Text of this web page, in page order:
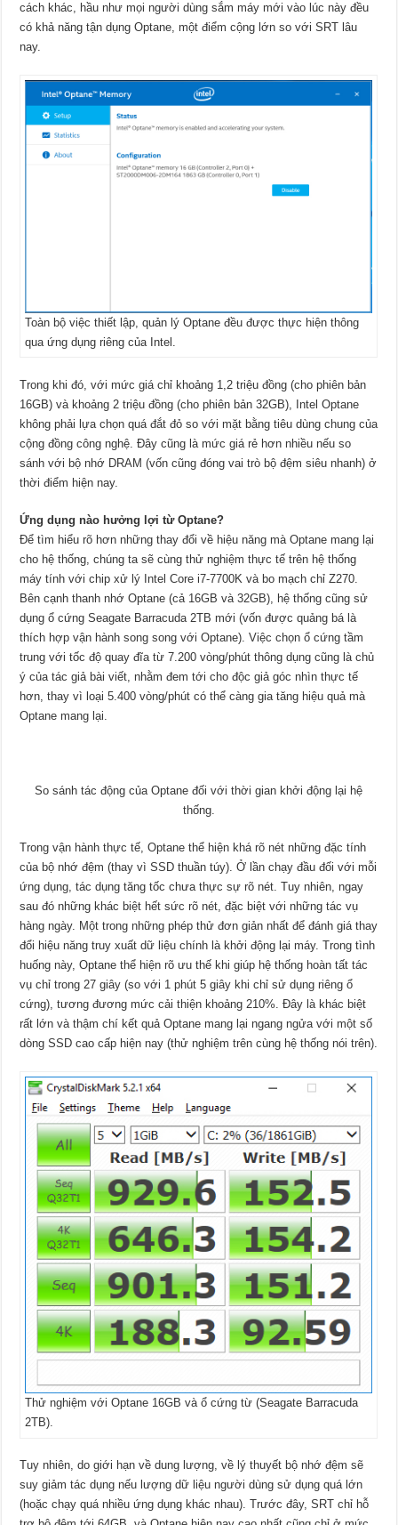
cách khác, hầu như mọi người dùng sắm máy mới vào lúc này đều
có khả năng tận dụng Optane, một điểm cộng lớn so với SRT lâu
nay.
Toàn bộ việc thiết lập, quản lý Optane đều được thực hiện thông
qua ứng dụng riêng của Intel.
Trong khi đó, với mức giá chỉ khoảng 1,2 triệu đồng (cho phiên bản
16GB) và khoảng 2 triệu đồng (cho phiên bản 32GB), Intel Optane
không phải lựa chọn quá đắt đỏ so với mặt bằng tiêu dùng chung của
cộng đồng công nghệ. Đây cũng là mức giá rẻ hơn nhiều nếu so
sánh với bộ nhớ DRAM (vốn cũng đóng vai trò bộ đệm siêu nhanh) ở
thời điểm hiện nay.
Ứng dụng nào hưởng lợi từ Optane?
Để tìm hiểu rõ hơn những thay đổi về hiệu năng mà Optane mang lại
cho hệ thống, chúng ta sẽ cùng thử nghiệm thực tế trên hệ thống
máy tính với chip xử lý Intel Core i7-7700K và bo mạch chỉ Z270.
Bên cạnh thanh nhớ Optane (cả 16GB và 32GB), hệ thống cũng sử
dụng ổ cứng Seagate Barracuda 2TB mới (vốn được quảng bá là
thích hợp vận hành song song với Optane). Việc chọn ổ cứng tầm
trung với tốc độ quay đĩa từ 7.200 vòng/phút thông dụng cũng là chủ
ý của tác giả bài viết, nhằm đem tới cho độc giả góc nhìn thực tế
hơn, thay vì loại 5.400 vòng/phút có thể càng gia tăng hiệu quả mà
Optane mang lại.
So sánh tác động của Optane đối với thời gian khởi động lại hệ
thống.
Trong vận hành thực tế, Optane thể hiện khá rõ nét những đặc tính
của bộ nhớ đệm (thay vì SSD thuần túy). Ở lần chạy đầu đối với mỗi
ứng dụng, tác dụng tăng tốc chưa thực sự rõ nét. Tuy nhiên, ngay
sau đó những khác biệt hết sức rõ nét, đặc biệt với những tác vụ
hàng ngày. Một trong những phép thử đơn giản nhất để đánh giá thay
đổi hiệu năng truy xuất dữ liệu chính là khởi động lại máy. Trong tình
huống này, Optane thể hiện rõ ưu thế khi giúp hệ thống hoàn tất tác
vụ chỉ trong 27 giây (so với 1 phút 5 giây khi chỉ sử dụng riêng ổ
cứng), tương đương mức cải thiện khoảng 210%. Đây là khác biệt
rất lớn và thậm chí kết quả Optane mang lại ngang ngửa với một số
dòng SSD cao cấp hiện nay (thử nghiệm trên cùng hệ thống nói trên).
Thử nghiệm với Optane 16GB và ổ cứng từ (Seagate Barracuda
2TB).
Tuy nhiên, do giới hạn về dung lượng, về lý thuyết bộ nhớ đệm sẽ
suy giảm tác dụng nếu lượng dữ liệu người dùng sử dụng quá lớn
(hoặc chạy quá nhiều ứng dụng khác nhau). Trước đây, SRT chỉ hỗ